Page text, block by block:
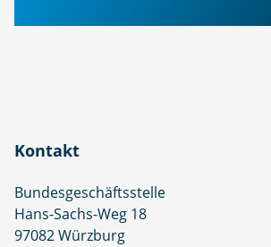
Kontakt
Bundesgeschäftsstelle
Hans-Sachs-Weg 18
97082 Würzburg